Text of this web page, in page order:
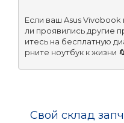
Если ваш Asus
ли проявились другие
итесь на бесплатную
рните ноутбук к жизни
Свой склад